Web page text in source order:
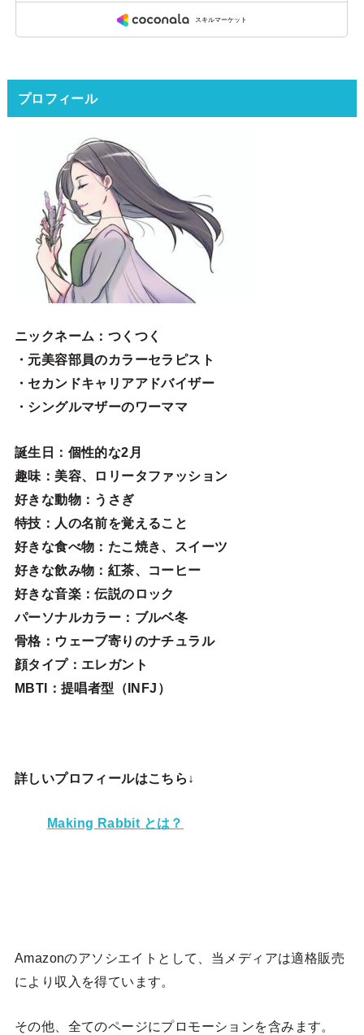
プロフィール
ニックネーム ：つくつく
・元美容部員のカラーセラピスト
・セカンドキャリアアドバイザー
・シングルマザーのワーママ
誕生日 ：個性的な2月
趣味 ：美容、ロリータファッション
好きな動物：うさぎ
特技 ：人の名前を覚えること
好きな食べ物 ：たこ焼き、スイーツ
好きな飲み物：紅茶、コーヒー
好きな音楽：伝説のロック
パーソナルカラー：ブルベ冬
骨格：ウェーブ寄りのナチュラル
顔タイプ：エレガン ト
MBTI：提唱者型（INFJ）
詳しいプロフィールはこちら↓
Making Rabbit とは？
Amazonのアソシエイトとして、当メディアは適格販売
により収入を得ています。
その他、全てのページにプロモーションを含みます。